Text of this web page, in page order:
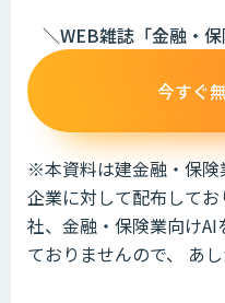
＼WEB雑誌「金融・
今すぐ
※本資料は建金融・保険
企業に対して配布して
社、 金融・保険業向けAI
ておりませんので、 あ